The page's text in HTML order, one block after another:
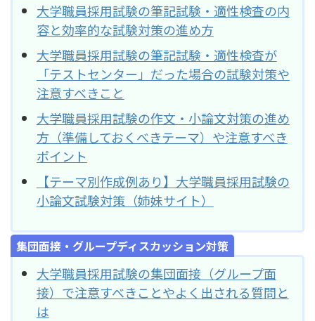
大学職員採用試験の筆記試験・適性検査の内
容と効率的な試験対策の進め方
大学職員採用試験の筆記試験・適性検査が
「テストセンター」だった場合の試験対策や
注意すべきこと
大学職員採用試験の作文・小論文対策の進め
方（準備しておくべきテーマ）や注意すべき
ポイント
【テーマ別作成例あり】大学職員採用試験の
小論文試験対策（姉妹サイト）
集団面接・グループディスカッション対策
大学職員採用試験の集団面接（グループ面
接）で注意すべきことやよく出される質問と
は